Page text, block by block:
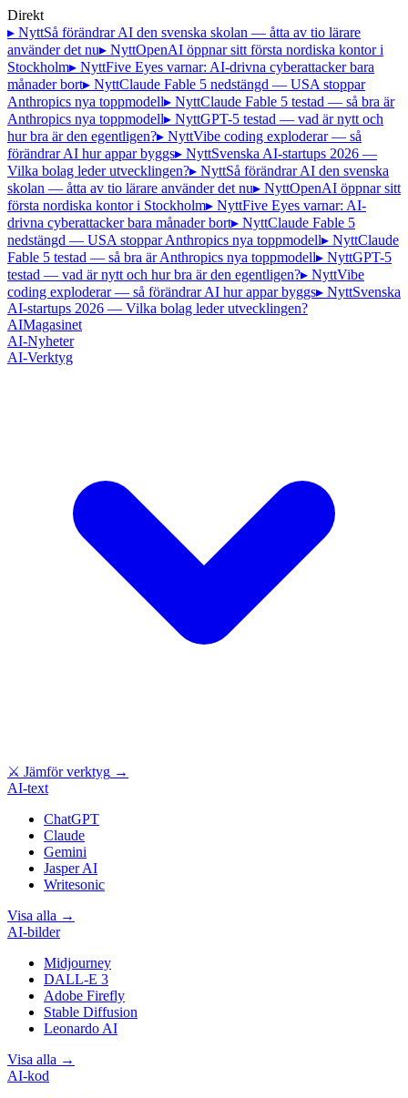
Direkt
▸ NyttSå förändrar AI den svenska skolan — åtta av tio lärare
använder det nu▸ NyttOpenAI öppnar sitt första nordiska kontor i
Stockholm▸ NyttFive Eyes varnar: AI-drivna cyberattacker bara
månader bort▸ NyttClaude Fable 5 nedstängd — USA stoppar
Anthropics nya toppmodell▸ NyttClaude Fable 5 testad — så bra är
Anthropics nya toppmodell▸ NyttGPT-5 testad — vad är nytt och
hur bra är den egentligen?▸ NyttVibe coding exploderar — så
förändrar AI hur appar byggs▸ NyttSvenska AI-startups 2026 —
Vilka bolag leder utvecklingen?▸ NyttSå förändrar AI den svenska
skolan — åtta av tio lärare använder det nu▸ NyttOpenAI öppnar sitt
första nordiska kontor i Stockholm▸ NyttFive Eyes varnar: AI-
drivna cyberattacker bara månader bort▸ NyttClaude Fable 5
nedstängd — USA stoppar Anthropics nya toppmodell▸ NyttClaude
Fable 5 testad — så bra är Anthropics nya toppmodell▸ NyttGPT-5
testad — vad är nytt och hur bra är den egentligen?▸ NyttVibe
coding exploderar — så förändrar AI hur appar byggs▸ NyttSvenska
AI-startups 2026 — Vilka bolag leder utvecklingen?
AIMagasinet
AI-Nyheter
AI-Verktyg
⚔ Jämför verktyg →
AI-text
ChatGPT
Claude
Gemini
Jasper AI
Writesonic
Visa alla →
AI-bilder
Midjourney
DALL-E 3
Adobe Firefly
Stable Diffusion
Leonardo AI
Visa alla →
AI-kod